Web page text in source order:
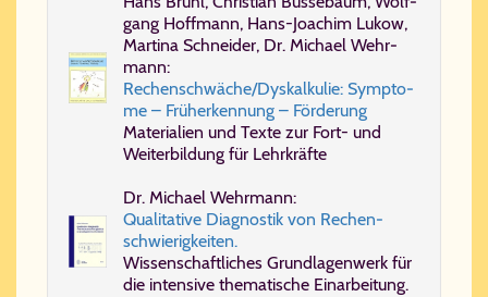
gang Hoff­mann, Hans-​Jo­a­chim Lu­kow,
Mar­ti­na Schnei­der, Dr. Mi­cha­el Wehr­
mann:
Re­chen­schwä­che/​Dys­kal­ku­lie: Symp­to­
me – Früh­er­ken­nung – För­de­rung
Ma­te­ri­a­li­en und Tex­te zur Fort- und
Wei­ter­bil­dung für Lehr­kräf­te
Dr. Mi­cha­el Wehr­mann:
Qua­li­ta­ti­ve Dia­gno­stik von Re­chen­
schwie­rig­kei­ten.
Wis­sen­schaft­li­ches Grund­la­gen­werk für
die in­ten­si­ve the­ma­ti­sche Ein­ar­bei­tung.